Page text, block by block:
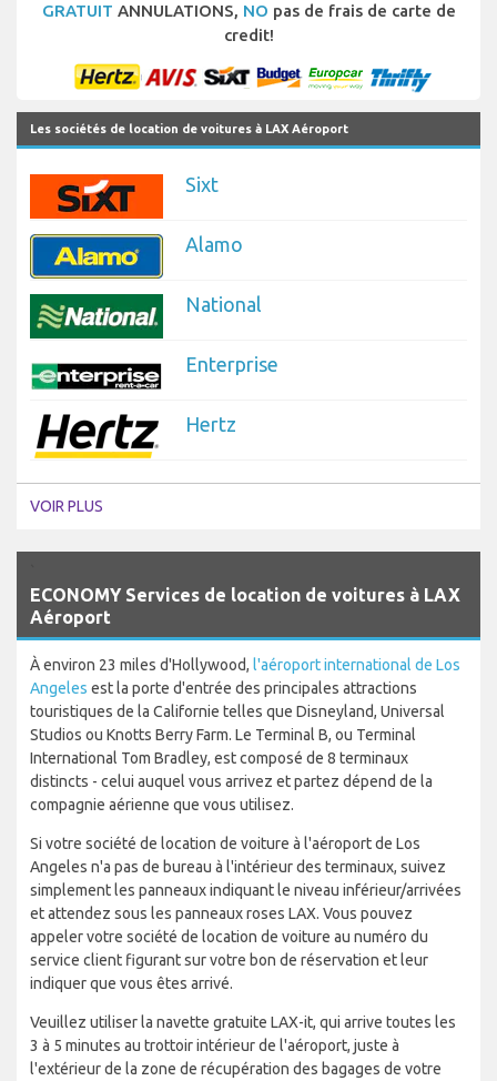
GRATUIT ANNULATIONS, NO pas de frais de carte de
credit!
Les sociétés de location de voitures à LAX Aéroport
Sixt
Alamo
National
Enterprise
Hertz
VOIR PLUS
ECONOMY Services de location de voitures à LAX
Aéroport
À environ 23 miles d'Hollywood, l'aéroport international de Los
Angeles est la porte d'entrée des principales attractions
touristiques de la Californie telles que Disneyland, Universal
Studios ou Knotts Berry Farm. Le Terminal B, ou Terminal
International Tom Bradley, est composé de 8 terminaux
distincts - celui auquel vous arrivez et partez dépend de la
compagnie aérienne que vous utilisez.
Si votre société de location de voiture à l'aéroport de Los
Angeles n'a pas de bureau à l'intérieur des terminaux, suivez
simplement les panneaux indiquant le niveau inférieur/arrivées
et attendez sous les panneaux roses LAX. Vous pouvez
appeler votre société de location de voiture au numéro du
service client figurant sur votre bon de réservation et leur
indiquer que vous êtes arrivé.
Veuillez utiliser la navette gratuite LAX-it, qui arrive toutes les
3 à 5 minutes au trottoir intérieur de l'aéroport, juste à
l'extérieur de la zone de récupération des bagages de votre